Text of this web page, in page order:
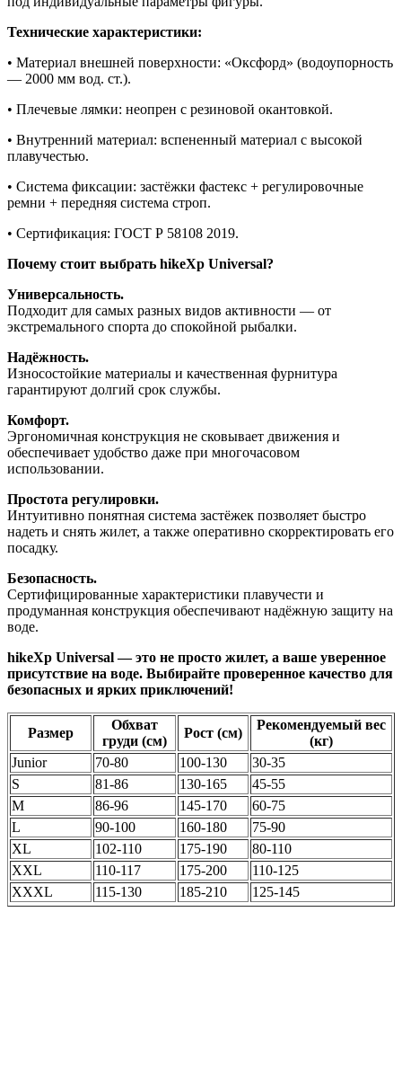
Технические характеристики:
• Материал внешней поверхности: «Оксфорд» (водоупорность
— 2000 мм вод. ст.).
• Плечевые лямки: неопрен с резиновой окантовкой.
• Внутренний материал: вспененный материал с высокой
плавучестью.
• Система фиксации: застёжки фастекс + регулировочные
ремни + передняя система строп.
• Сертификация: ГОСТ Р 58108 2019.
Почему стоит выбрать hikeXp Universal?
Универсальность.
Подходит для самых разных видов активности — от
экстремального спорта до спокойной рыбалки.
Надёжность.
Износостойкие материалы и качественная фурнитура
гарантируют долгий срок службы.
Комфорт.
Эргономичная конструкция не сковывает движения и
обеспечивает удобство даже при многочасовом
использовании.
Простота регулировки.
Интуитивно понятная система застёжек позволяет быстро
надеть и снять жилет, а также оперативно скорректировать его
посадку.
Безопасность.
Сертифицированные характеристики плавучести и
продуманная конструкция обеспечивают надёжную защиту на
воде.
hikeXp Universal — это не просто жилет, а ваше уверенное
присутствие на воде. Выбирайте проверенное качество для
безопасных и ярких приключений!
Размер
Обхват
груди (см)
Рост (см)
Рекомендуемый вес
(кг)
Junior
70-80 100-130
30-35
S
81-86 130-165
45-55
M
86-96 145-170
60-75
L
90-100 160-180
75-90
XL
102-110 175-190
80-110
XXL
110-117 175-200
110-125
XXXL
115-130 185-210 125-145